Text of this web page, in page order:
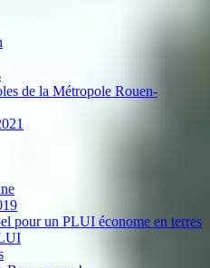
de la Métropole Rouen-
pour un PLUI économe en terres